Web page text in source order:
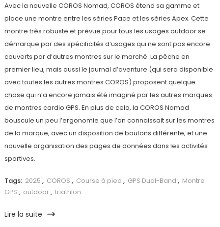
Avec la nouvelle COROS Nomad, COROS étend sa gamme et
place une montre entre les séries Pace et les séries Apex. Cette
montre très robuste et prévue pour tous les usages outdoor se
démarque par des spécificités d’usages qui ne sont pas encore
couverts par d’autres montres sur le marché. La pêche en
premier lieu, mais aussi le journal d’aventure (qui sera disponible
avec toutes les autres montres COROS) proposent quelque
chose qui n’a encore jamais été imaginé par les autres marques
de montres cardio GPS. En plus de cela, la COROS Nomad
bouscule un peu l’ergonomie que l’on connaissait sur les montres
de la marque, avec un disposition de boutons différente, et une
nouvelle organisation des pages de données dans les activités
sportives.
Tags: 2025 , COROS , Course à pied , GPS Dual-Band , Montre
GPS , outdoor, triathlon
Lire la suite